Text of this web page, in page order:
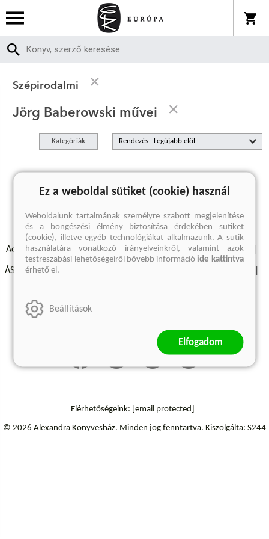
Szépirodalmi
Jörg Baberowski művei
Kategóriák Rendezés
A keresett kifejezésre nincs találat
Adatvédelmi szabályzatok Elállási felmondási nyilatkozat
ÁSZF - Vásárlási feltételek
Szállítási információk
Elérhetőségeink: [email protected]
© 2026 Alexandra Könyvesház. Minden jog fenntartva. Kiszolgálta: S244
Ez a weboldal sütiket (cookie) használ
Weboldalunk tartalmának személyre szabott megjelenítése
és a böngészési élmény biztosítása érdekében sütiket
(cookie), illetve egyéb technológiákat alkalmazunk. A sütik
használatára vonatkozó irányelveinkről, valamint azok
testreszabási lehetőségeiről bővebb információide kattintva
érhető el.
Beállítások
Elfogadom